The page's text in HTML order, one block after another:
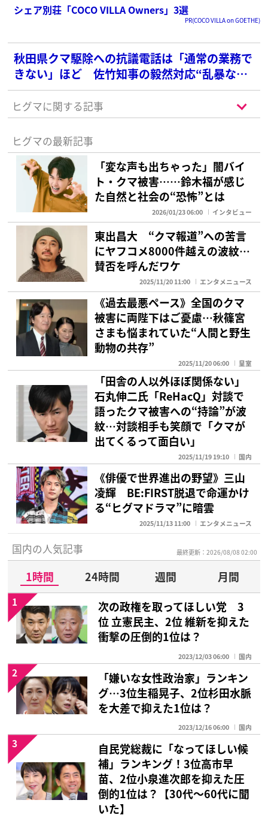
シェア別荘「COCO VILLA Owners」3選
PR(COCO VILLA on GOETHE)
秋田県クマ駆除への抗議電話は「通常の業務で
きない」ほど 佐竹知事の毅然対応“乱暴な電
話にはガチャン”が職員の励みに
ヒグマに関する記事
ヒグマの最新記事
「変な声も出ちゃった」闇バイ
ト・クマ被害……鈴木福が感じ
た自然と社会の“恐怖”とは
2026/01/23 06:00 インタビュー
東出昌大 “クマ報道”への苦言
にヤフコメ8000件越えの波紋…
賛否を呼んだワケ
2025/11/20 11:00 エンタメニュース
《過去最悪ペース》全国のクマ
被害に両陛下はご憂慮…秋篠宮
さまも悩まれていた“人間と野生
動物の共存”
2025/11/20 06:00 皇室
「田舎の人以外ほぼ関係ない」
石丸伸二氏「ReHacQ」対談で
語ったクマ被害への“持論”が波
紋…対談相手も笑顔で「クマが
出てくるって面白い」
2025/11/19 19:10 国内
《俳優で世界進出の野望》三山
凌輝 BE:FIRST脱退で命運かけ
る“ヒグマドラマ”に暗雲
2025/11/13 11:00 エンタメニュース
国内の人気記事 最終更新：2026/08/08 02:00
1時間 24時間 週間
月間
次の政権を取ってほしい党 3
位 立憲民主、2位 維新を抑えた
衝撃の圧倒的1位は？
2023/12/03 06:00 国内
1
「嫌いな女性政治家」ランキン
グ…3位生稲晃子、2位杉田水脈
を大差で抑えた1位は？
2023/12/16 06:00 国内
2
自民党総裁に「なってほしい候
補」ランキング！3位高市早
苗、2位小泉進次郎を抑えた圧
倒的1位は？【30代〜60代に聞
いた】
3